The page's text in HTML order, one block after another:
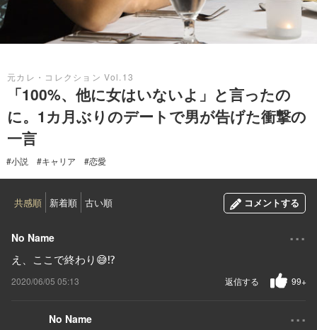
元カレ・コレクション Vol.13
「100%、他に女はいないよ」と言ったの
に。1カ月ぶりのデートで男が告げた衝撃の
一言
#小説 #キャリア #恋愛
共感順 新着順 古い順 コメントする
No Name ...
え、ここで終わり😅⁉️
2020/06/05 05:13 99+
返信する
No Name ...